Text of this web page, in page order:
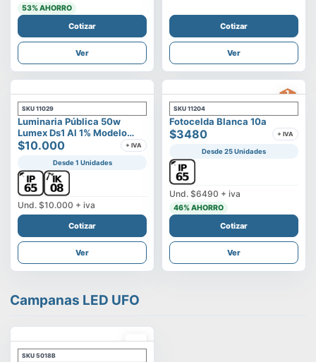
53% AHORRO
Cotizar
Ver
Cotizar
Ver
SKU 11029
Luminaria Pública 50w
Lumex Ds1 Al 1% Modelo
Vega
$10.000 + IVA
Desde 1 Unidades
Und. $10.000 + iva
Cotizar
Ver
SKU 11204
Fotocelda Blanca 10a
$3480 + IVA
Desde 25 Unidades
Und. $6490 + iva
46% AHORRO
Cotizar
Ver
Campanas LED UFO
SKU 5018B